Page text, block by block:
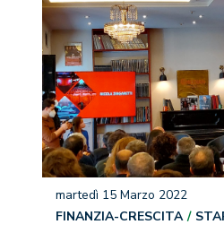
martedì 15 Marzo 2022
FINANZIA-CRESCITA